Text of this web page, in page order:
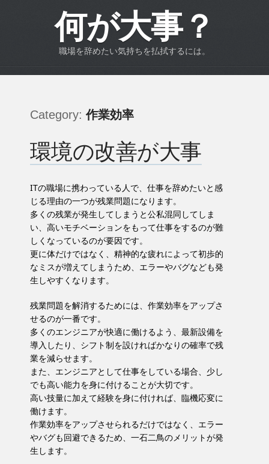
何が大事？
職場を辞めたい気持ちを払拭するには。
Category:作業効率
環境の改善が大事
ITの職場に携わっている人で、仕事を辞めたいと感
じる理由の一つが残業問題になります。
多くの残業が発生してしまうと公私混同してしま
い、高いモチベーションをもって仕事をするのが難
しくなっているのが要因です。
更に体だけではなく、精神的な疲れによって初歩的
なミスが増えてしまうため、エラーやバグなども発
生しやすくなります。
残業問題を解消するためには、作業効率をアップさ
せるのが一番です。
多くのエンジニアが快適に働けるよう、最新設備を
導入したり、シフト制を設ければかなりの確率で残
業を減らせます。
また、エンジニアとして仕事をしている場合、少し
でも高い能力を身に付けることが大切です。
高い技量に加えて経験を身に付ければ、臨機応変に
働けます。
作業効率をアップさせられるだけではなく、エラー
やバグも回避できるため、一石二鳥のメリットが発
生します。